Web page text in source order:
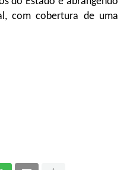
com cobertura de uma